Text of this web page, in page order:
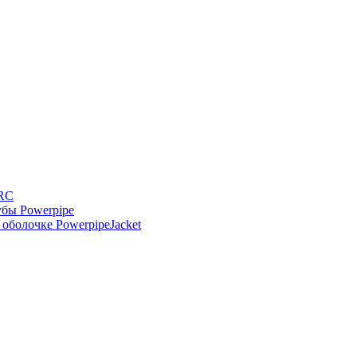
Powerpipe
PowerpipeJacket